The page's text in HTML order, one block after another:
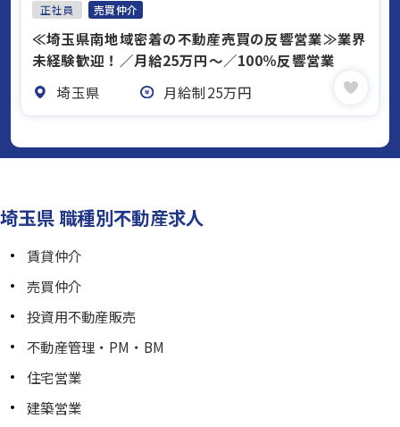
正社員 売買仲介
≪埼玉県南地域密着の不動産売買の反響営業≫業界
未経験歓迎！／月給25万円～／100％反響営業
埼玉県
月給制25万円
埼玉県 職種別不動産求人
賃貸仲介
売買仲介
投資用不動産販売
不動産管理・PM・BM
住宅営業
建築営業